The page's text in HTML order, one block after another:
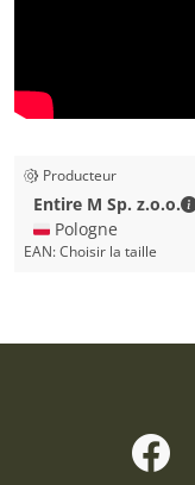
Producteur
Entire M Sp. z.o.o.
🇵🇱 Pologne
EAN:Choisir la taille